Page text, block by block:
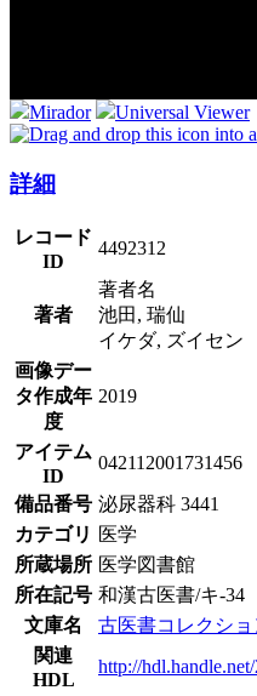
Mirador
Universal Viewer
詳細
レコード
ID
4492312
著者
著者名
池田, 瑞仙
イケダ, ズイセン
画像デー
タ作成年
度
2019
アイテム
ID
042112001731456
備品番号 泌尿器科 3441
カテゴリ 医学
所蔵場所 医学図書館
所在記号 和漢古医書/キ-34
文庫名
古医書コレクシ
関連
HDL
http://